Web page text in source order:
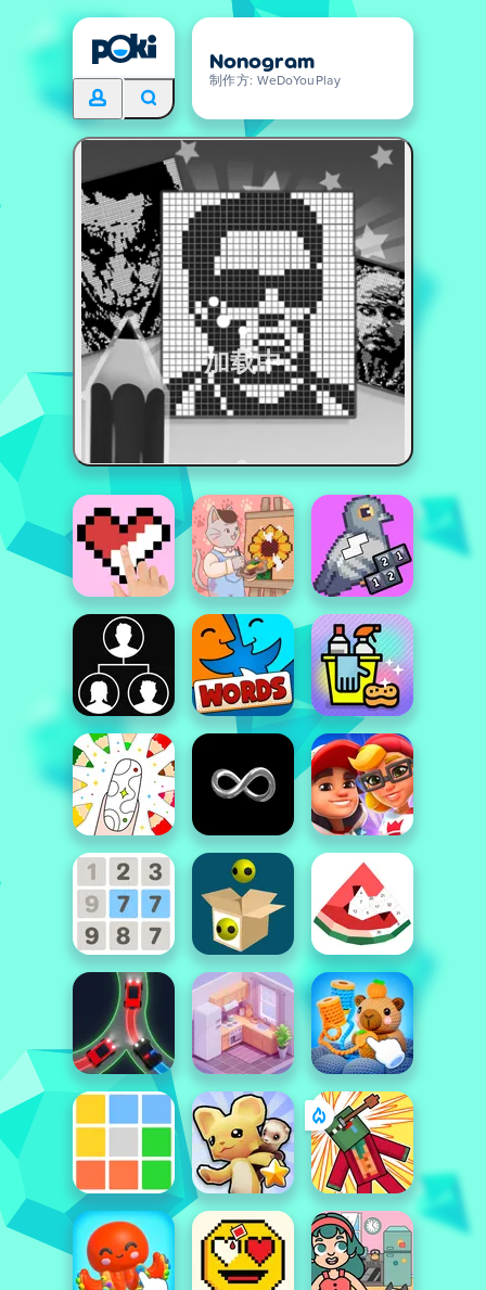
Nonogram
制作方: WeDoYouPlay
加载中